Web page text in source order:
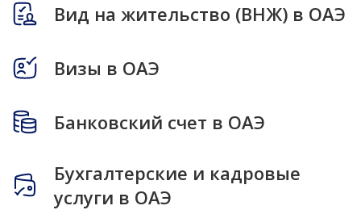
Вид на жительство (ВНЖ) в ОАЭ
Визы в ОАЭ
Банковский счет в ОАЭ
Бухгалтерские и кадровые
услуги в ОАЭ